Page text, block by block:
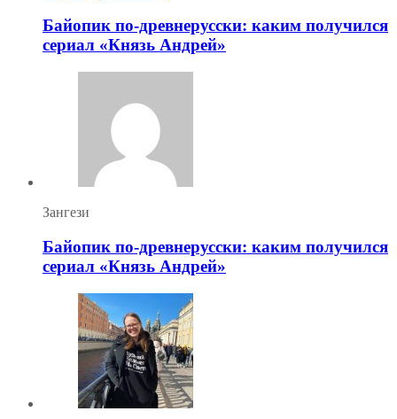
Байопик по-древнерусски: каким получился
сериал «Князь Андрей»
Зангези
Байопик по-древнерусски: каким получился
сериал «Князь Андрей»